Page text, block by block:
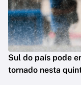
Sul do país pode
tornado nesta